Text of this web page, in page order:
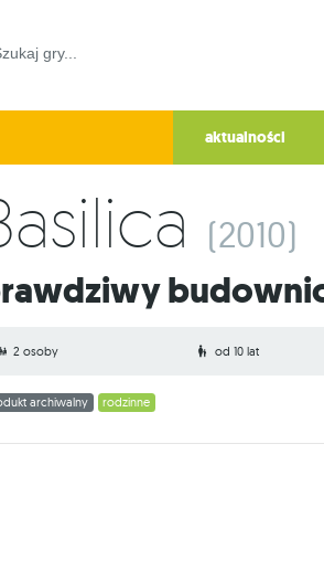
aktualności
(2010)
Prawdziwy
2 osoby od 10 lat
archiwalny rodzinne